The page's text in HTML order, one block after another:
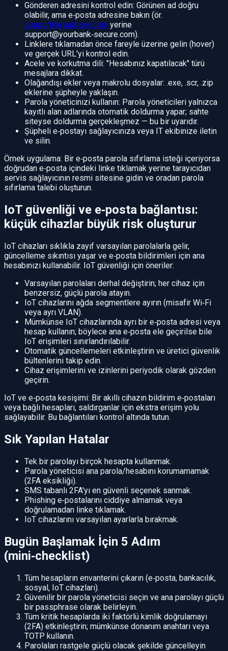
Gönderen adresini kontrol edin: Görünen ad doğru
olabilir, ama e‑posta adresine bakın (ör.
support@yourbank.com yerine
support@yourbank‑secure.com).
Linklere tıklamadan önce fareyle üzerine gelin (hover)
ve gerçek URL'yi kontrol edin.
Acele ve korkutma dili: "Hesabınız kapatılacak" türü
mesajlara dikkat.
Olağandışı ekler veya makrolu dosyalar: .exe, .scr, .zip
eklerine şüpheyle yaklaşın.
Parola yöneticinizi kullanın: Parola yöneticileri yalnızca
kayıtlı alan adlarında otomatik doldurma yapar; sahte
siteyse doldurma gerçekleşmez — bu bir uyarıdır.
Şüpheli e‑postayı sağlayıcınıza veya IT ekibinize iletin
ve silin.
Örnek uygulama: Bir e‑posta parola sıfırlama isteği içeriyorsa
doğrudan e‑posta içindeki linke tıklamak yerine tarayıcıdan
servis sağlayıcının resmi sitesine gidin ve oradan parola
sıfırlama talebi oluşturun.
IoT güvenliği ve e‑posta bağlantısı:
küçük cihazlar büyük risk oluşturur
IoT cihazları sıklıkla zayıf varsayılan parolalarla gelir,
güncelleme sıkıntısı yaşar ve e‑posta bildirimleri için ana
hesabınızı kullanabilir. IoT güvenliği için öneriler:
Varsayılan parolaları derhal değiştirin; her cihaz için
benzersiz, güçlü parola atayın.
IoT cihazlarını ağda segmentlere ayırın (misafir Wi‑Fi
veya ayrı VLAN).
Mümkünse IoT cihazlarında ayrı bir e‑posta adresi veya
hesap kullanın; böylece ana e‑posta ele geçirilse bile
IoT erişimleri sınırlandırılabilir.
Otomatik güncellemeleri etkinleştirin ve üretici güvenlik
bültenlerini takip edin.
Cihaz erişimlerini ve izinlerini periyodik olarak gözden
geçirin.
IoT ve e‑posta kesişimi: Bir akıllı cihazın bildirim e‑postaları
veya bağlı hesapları, saldırganlar için ekstra erişim yolu
sağlayabilir. Bu bağlantıları kontrol altında tutun.
Sık Yapılan Hatalar
Tek bir parolayı birçok hesapta kullanmak.
Parola yöneticisi ana parola/hesabını korumamamak
(2FA eksikliği).
SMS tabanlı 2FA'yı en güvenli seçenek sanmak.
Phishing e‑postalarını ciddiye almamak veya
doğrulamadan linke tıklamak.
IoT cihazlarını varsayılan ayarlarla bırakmak.
Bugün Başlamak İçin 5 Adım
(mini‑checklist)
Tüm hesapların envanterini çıkarın (e‑posta, bankacılık,
sosyal, IoT cihazları).
Güvenilir bir parola yöneticisi seçin ve ana parolayı güçlü
bir passphrase olarak belirleyin.
Tüm kritik hesaplarda iki faktörlü kimlik doğrulamayı
(2FA) etkinleştirin; mümkünse donanım anahtarı veya
TOTP kullanın.
Parolaları rastgele güçlü olacak şekilde güncelleyin